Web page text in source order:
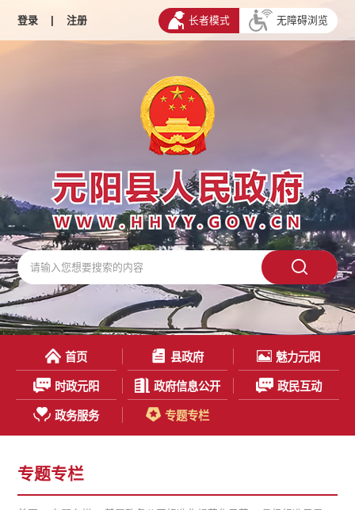
登录 | 注册 长者模式 无障碍浏览
首页 县政府 魅力元阳
时政元阳 政府信息公开 政民互动
政务服务 专题专栏
专题专栏